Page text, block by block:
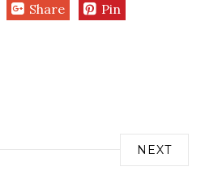
Share Pin
NEXT